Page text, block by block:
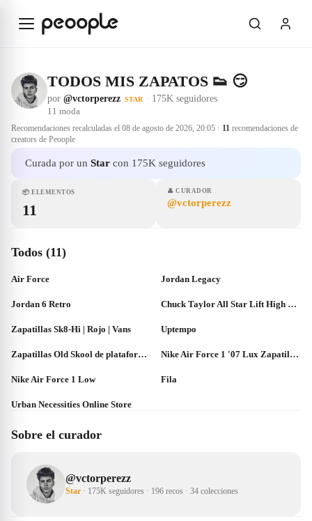
TODOS MIS ZAPATOS 👟 😏
por @vctorperezz STAR · 175K seguidores
11 moda
Recomendaciones recalculadas el 08 de agosto de 2026, 20:05 · 11 recomendaciones de
creators de Peoople
Curada por un Star con 175K seguidores
📦 ELEMENTOS
11
👤 CURADOR
@vctorperezz
Todos (11)
Air Force Jordan Legacy
Jordan 6 Retro Chuck Taylor All Star Lift High Top - Converse ES / PT
Zapatillas Sk8-Hi | Rojo | Vans Uptempo
Zapatillas Old Skool de plataforma | Negro | Vans Nike Air Force 1 '07 Lux Zapatillas - Mujer. Nike.com ES
Nike Air Force 1 Low Fila
Urban Necessities Online Store
Sobre el curador
@vctorperezz
Star · 175K seguidores · 196 recos · 34 colecciones